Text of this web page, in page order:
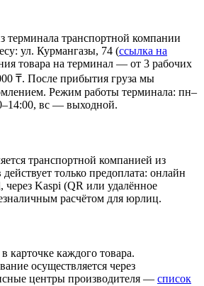
терминала транспортной компании
ул. Курмангазы, 74 (ссылка на
товара на терминал — от 3 рабочих
₸. После прибытия груза мы
Режим работы терминала: пн–
вс — выходной.
транспортной компанией из
только предоплата: онлайн
через Kaspi (QR или удалённое
расчётом для юрлиц.
карточке каждого товара.
осуществляется через
центры производителя — список